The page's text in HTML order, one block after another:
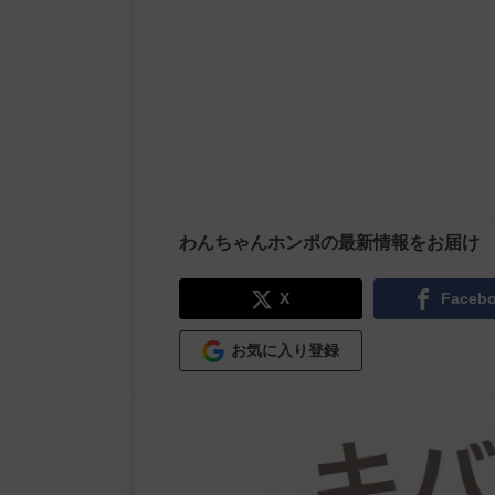
わんちゃんホンポの最新情報をお届け
X
お気に入り登録